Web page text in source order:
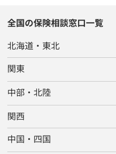
全国の保険相談窓口一覧
北海道・東北
関東
中部・北陸
関西
中国・四国